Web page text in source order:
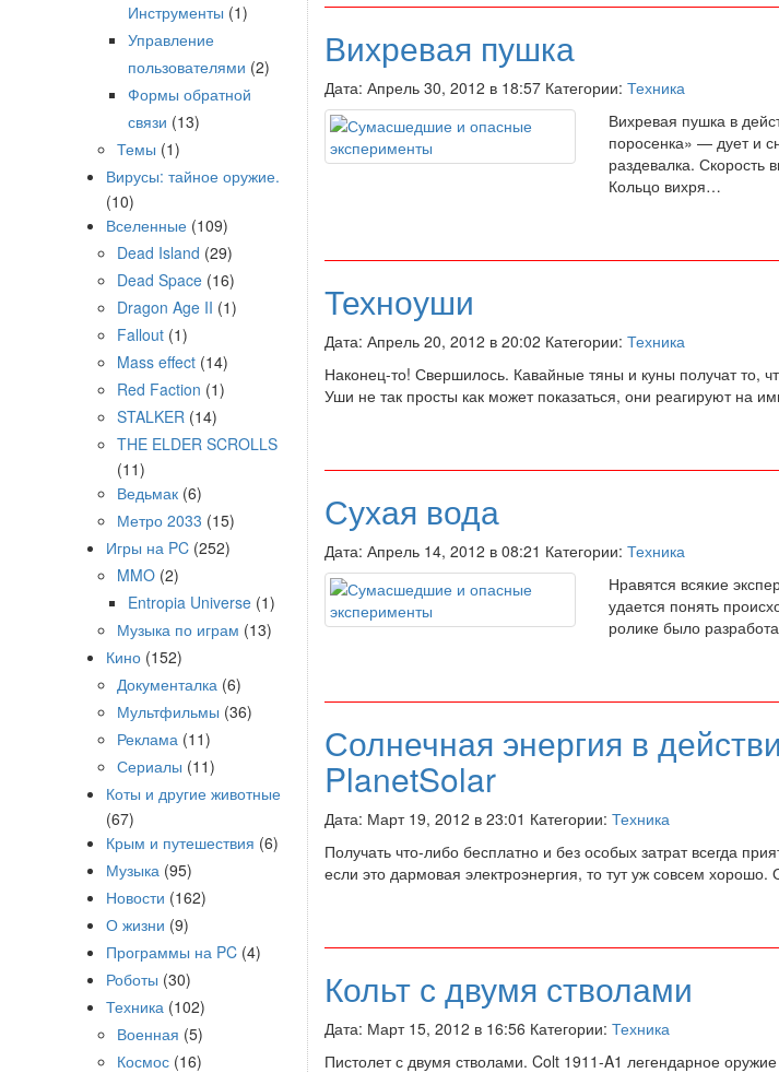
Вихревая пушка
Дата: Апрель 30, 2012 в 18:57 Категории: Техника
Вихревая пушка в
поросенка» — дует и
раздевалка. Скорость
Кольцо вихря…
Техноуши
Дата: Апрель 20, 2012 в 20:02 Категории: Техника
Наконец-то! Свершилось. Кавайные тяны и куны получат то,
Уши не так просты как может показаться, они реагируют на
Сухая вода
Дата: Апрель 14, 2012 в 08:21 Категории: Техника
Нравятся всякие
удается понять
ролике было
Солнечная энергия в
PlanetSolar
Дата: Март 19, 2012 в 23:01 Категории: Техника
Получать что-либо бесплатно и без особых затрат всегда
если это дармовая электроэнергия, то тут уж совсем
Кольт с двумя стволами
Дата: Март 15, 2012 в 16:56 Категории: Техника
Пистолет с двумя стволами. Colt 1911-A1 легендарное
Инструменты (1)
Управление
пользователями (2)
Формы обратной
связи (13)
Темы (1)
Вирусы: тайное оружие.
(10)
Вселенные (109)
Dead Island (29)
Dead Space (16)
Dragon Age II (1)
Fallout (1)
Mass effect (14)
Red Faction (1)
STALKER (14)
THE ELDER SCROLLS
(11)
Ведьмак (6)
Метро 2033 (15)
Игры на PC (252)
MMO (2)
Entropia Universe (1)
Музыка по играм (13)
Кино (152)
Документалка (6)
Мультфильмы (36)
Реклама (11)
Сериалы (11)
Коты и другие животные
(67)
Крым и путешествия (6)
Музыка (95)
Новости (162)
О жизни (9)
Программы на PC (4)
Роботы (30)
Техника (102)
Военная (5)
Космос (16)